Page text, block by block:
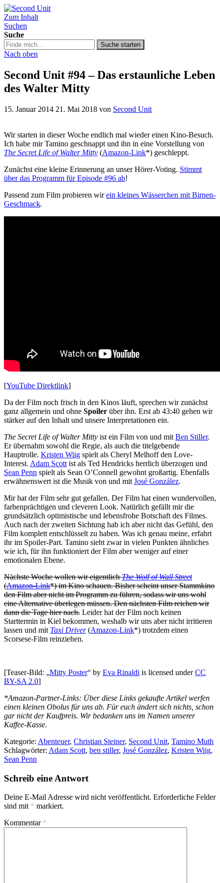
Second Unit
Zum Inhalt
Suchen
Suche
Suche
in
podcast.de/
Suche starten
Nach oben
Second Unit #94 – Das erstaunliche Leben
des Walter Mitty
15. Januar 2014 21. Mai 2018 von Second Unit
Wir starten in dieser Woche endlich mal wieder einen Kino-Besuch.
Ich habe mir Tamino geschnappt und ihn in eine Vorstellung von
The Secret Life of Walter Mitty (Amazon-Link*) geschleppt.
Zunächst eine kleine Erinnerung an unser Hörer-Voting. Stimmt
über das Programm für Episode #96 ab!
Passend zum Film probieren wirein kleines Wässerchen mit Birnen-
Geschmack.
[YouTube Direktlink]
Da der Film noch frisch in den Kinos läuft, sprechen wir zunächst
ganz allgemein und ohne Spoiler über ihn. Erst ab 43:40 gehen wir
stärker auf den Inhalt und unsere Interpretationen ein.
The Secret Life of Walter Mitty ist ein Film von und mit Ben Stiller.
Er übernahm sowohl die Regie, als auch die titelgebende
Hauptrolle. Kristen Wiig spielt als Cheryl Melhoff den Love-
Interest. Adam Scott ist als Ted Hendricks herrlich überzogen und
Sean Penn spielt als Sean O’Connell gewohnt großartig. Ebenfalls
erwähnenswert ist die Musik von und mit José González.
Mir hat der Film sehr gut gefallen. Der Film hat einen wundervollen,
farbenprächtigen und cleveren Look. Natürlich gefällt mir die
grundsätzlich optimistische und lebensfrohe Botschaft des Filmes.
Auch nach der zweiten Sichtung hab ich aber nicht das Gefühl, den
Film komplett entschlüsselt zu haben. Was ich genau meine, erfahrt
ihr im Spoiler-Part. Tamino sieht zwar in vielen Punkten ähnliches
wie ich, für ihn funktioniert der Film aber weniger auf einer
emotionalen Ebene.
Nächste Woche wollen wir eigentlichThe Wolf of Wall Street
(Amazon-Link*) im Kino schauen. Bisher scheint unser Stammkino
den Film aber nicht im Programm zu führen, sodass wir uns wohl
eine Alternative überlegen müssen. Den nächsten Film reichen wir
dann die Tage hier nach. Leider hat der Film noch keinen
Starttermin in Kiel bekommen, weshalb wir uns aber nicht irritieren
lassen und mit Taxi Driver(Amazon-Link*) trotzdem einen
Scorsese-Film reinziehen.
[Teaser-Bild: „Mitty Poster“ by Eva Rinaldi is licensed underCC
BY-SA 2.0]
*Amazon-Partner-Links: Über diese Links gekaufte Artikel werfen
einen kleinen Obolus für uns ab. Für euch ändert sich nichts, schon
gar nicht der Kaufpreis. Wir bedanken uns im Namen unserer
Kaffee-Kasse.
Kategorie: Abenteuer, Christian Steiner, Second Unit, Tamino Muth
Schlagwörter: Adam Scott, ben stiller, José González, Kristen Wiig,
Sean Penn
Schreib eine Antwort
Deine E-Mail Adresse wird nicht veröffentlicht. Erforderliche Felder
sind mit * markiert.
Kommentar *